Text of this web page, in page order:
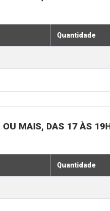
Quantidade
MAIS, DAS 17 ÀS
Quantidade